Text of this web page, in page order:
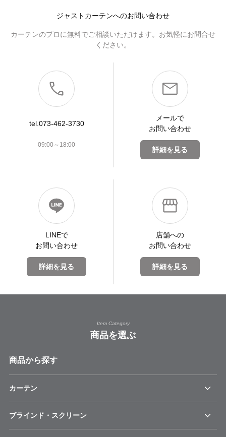
ジャストカーテンへのお問い合わせ
カーテンのプロに無料でご相談いただけます。お気軽にお問合せ
ください。
tel.073-462-3730
09:00～18:00
メールで
お問い合わせ
詳細を見る
LINEで
お問い合わせ
詳細を見る
店舗への
お問い合わせ
詳細を見る
Item Category
商品を選ぶ
商品から探す
カーテン
ブラインド・スクリーン